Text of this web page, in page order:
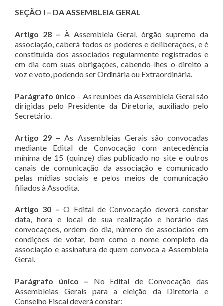
SEÇÃO I – DA ASSEMBLEIA GERAL
Artigo 28 – À Assembleia Geral, órgão supremo da
associação, caberá todos os poderes e deliberações, e é
constituída dos associados regularmente registrados e
em dia com suas obrigações, cabendo-lhes o direito a
voz e voto, podendo ser Ordinária ou Extraordinária.
Parágrafo único – As reuniões da Assembleia Geral são
dirigidas pelo Presidente da Diretoria, auxiliado pelo
Secretário.
Artigo 29 –As Assembleias Gerais são convocadas
mediante Edital de Convocação com antecedência
mínima de 15 (quinze) dias publicado no site e outros
canais de comunicação da associação e comunicado
pelas mídias sociais e pelos meios de comunicação
filiados à Assodita.
Artigo 30 –O Edital de Convocação deverá constar
data, hora e local de sua realização e horário das
convocações, ordem do dia, número de associados em
condições de votar, bem como o nome completo da
associação e assinatura de quem convoca a Assembleia
Geral.
Parágrafo único – No Edital de Convocação das
Assembleias Gerais para a eleição da Diretoria e
Conselho Fiscal deverá constar: